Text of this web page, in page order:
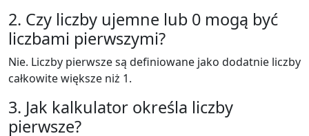
2. Czy liczby ujemne lub 0 mogą być
liczbami pierwszymi?
Nie. Liczby pierwsze są definiowane jako dodatnie liczby
całkowite większe niż 1.
3. Jak kalkulator określa liczby
pierwsze?